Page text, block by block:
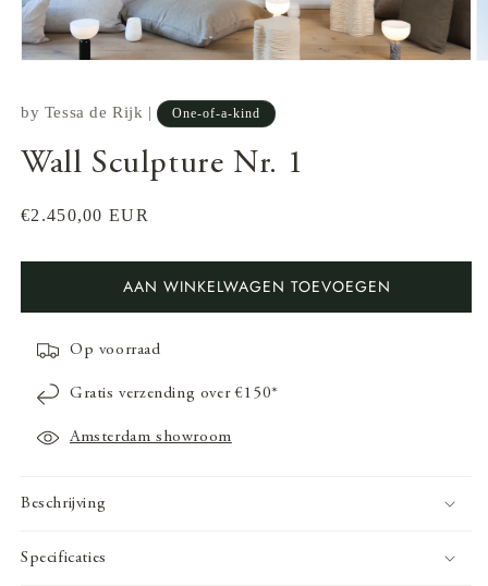
Media
modaal
by Tessa de Rijk | One-of-a-kind
Wall Sculpture Nr. 1
Normale
€2.450,00 EUR
AAN WINKELWAGEN TOEVOEGEN
Op voorraad
Gratis verzending over €150*
Amsterdam showroom
Beschrijving
Specificaties